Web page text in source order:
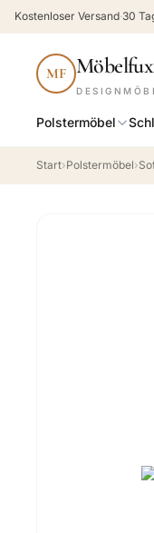
Kostenloser Versand·30
MF
Polstermöbel
Start›Polstermöbel›